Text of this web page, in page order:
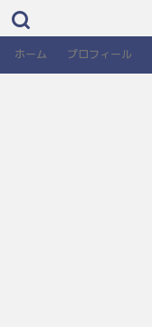
ホーム プロフィール